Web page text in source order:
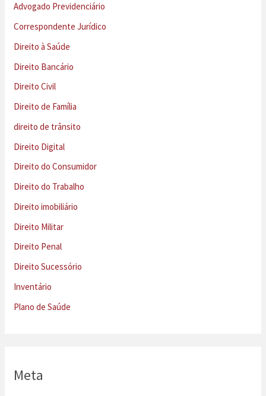
Advogado Previdenciário
Correspondente Jurídico
Direito à Saúde
Direito Bancário
Direito Civil
Direito de Família
direito de trânsito
Direito Digital
Direito do Consumidor
Direito do Trabalho
Direito imobiliário
Direito Militar
Direito Penal
Direito Sucessório
Inventário
Plano de Saúde
Meta